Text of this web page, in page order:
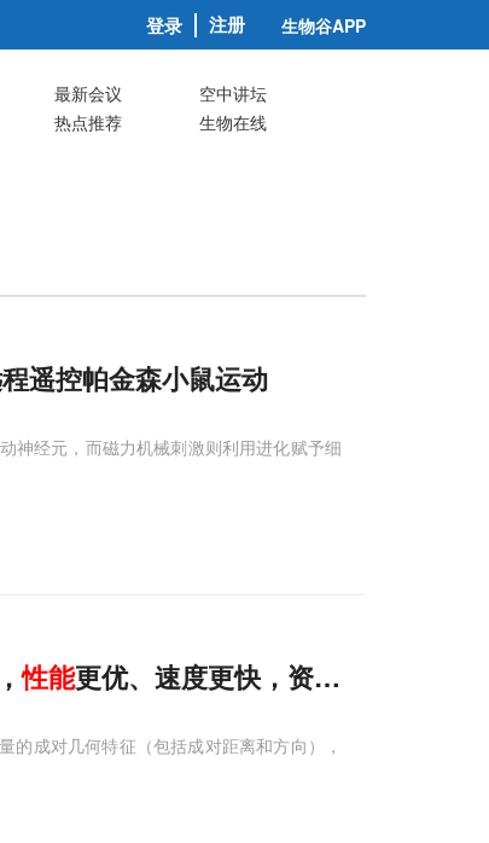
登录 注册 生物谷APP
最新会议
空中讲坛
热点推荐
生物在线
遥控帕金森小鼠运动
神经元，而磁力机械刺激则利用进化赋予细
性能更优、速度更快，资源消耗更低
的成对几何特征（包括成对距离和方向），